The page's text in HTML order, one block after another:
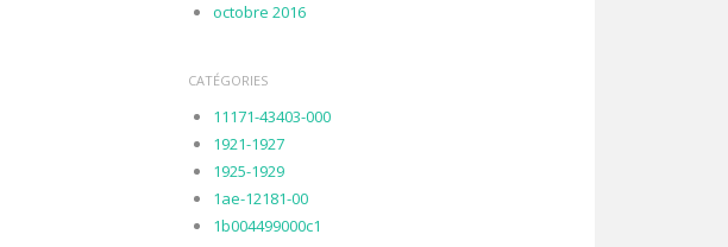
octobre 2016
CATÉGORIES
11171-43403-000
1921-1927
1925-1929
1ae-12181-00
1b004499000c1